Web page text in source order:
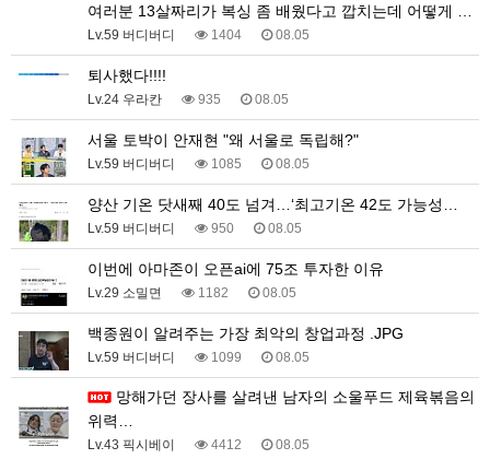
여러분 13살짜리가 복싱 좀 배웠다고 깝치는데 어떻게 …
Lv.59 버디버디 1404 08.05
퇴사했다!!!!
Lv.24 우라칸 935 08.05
서울 토박이 안재현 "왜 서울로 독립해?"
Lv.59 버디버디 1085 08.05
양산 기온 닷새째 40도 넘겨…‘최고기온 42도 가능성…
Lv.59 버디버디 950 08.05
이번에 아마존이 오픈ai에 75조 투자한 이유
Lv.29 소밀면 1182 08.05
백종원이 알려주는 가장 최악의 창업과정 .JPG
Lv.59 버디버디 1099 08.05
위력…
Lv.43 픽시베이 4412 08.05